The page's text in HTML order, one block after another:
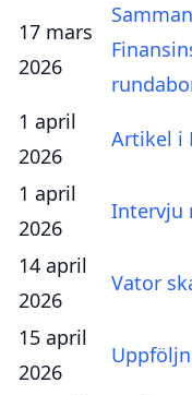
17 mars
2026
1 april
2026
Artikel i
1 april
2026
Intervju
14 april
2026
Vator
15 april
2026